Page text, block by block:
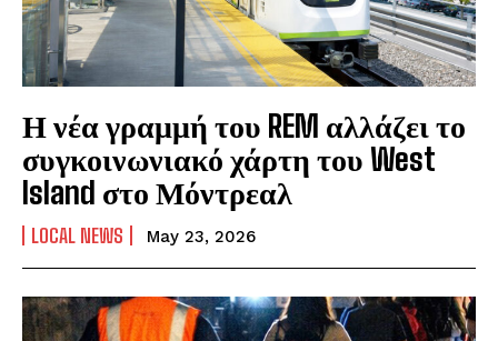
Η νέα γραμμή του REM αλλάζει το
συγκοινωνιακό χάρτη του West
Island στο Μόντρεαλ
LOCAL NEWS May 23, 2026